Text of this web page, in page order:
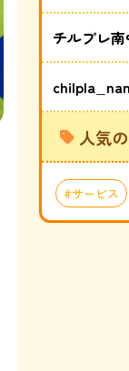
チルプレ
人気
サービス